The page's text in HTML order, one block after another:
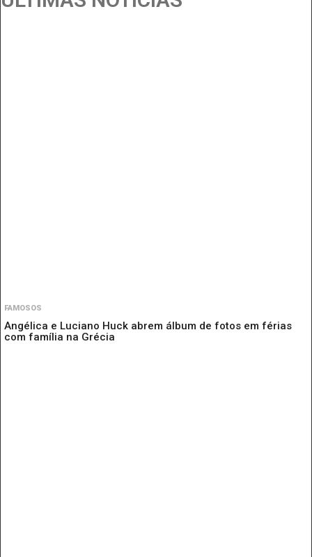
FAMOSOS
Angélica e Luciano Huck abrem álbum de fotos em férias
com família na Grécia